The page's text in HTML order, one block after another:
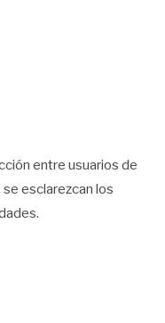
entre usuarios de
esclarezcan los